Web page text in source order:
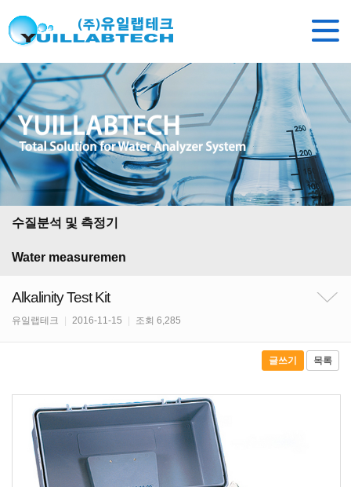
수질분석 및 측정기
Water measuremen
Alkalinity Test Kit
유일랩테크 2016-11-15 조회 6,285
글쓰기 목록